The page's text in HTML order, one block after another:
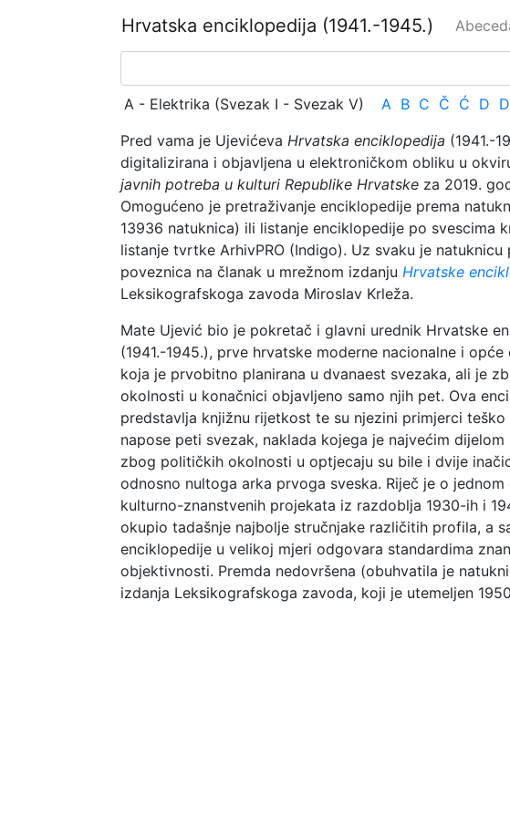
Hrvatska enciklopedija (1941.-1945.)
A - Elektrika (Svezak I - Svezak V) A B C Č Ć D
Pred vama je Ujevićeva Hrvatska enciklopedija (1941.-
digitalizirana i objavljena u elektroničkom obliku u
javnih potreba u kulturi Republike Hrvatske za 2019.
Omogućeno je pretraživanje enciklopedije prema
13936 natuknica) ili listanje enciklopedije po svescima
listanje tvrtke ArhivPRO (Indigo). Uz svaku je natuknicu
poveznica na članak u mrežnom izdanju Hrvatske
Leksikografskoga zavoda Miroslav Krleža.
Mate Ujević bio je pokretač i glavni urednik Hrvatske
(1941.-1945.), prve hrvatske moderne nacionalne i opće
koja je prvobitno planirana u dvanaest svezaka, ali je
okolnosti u konačnici objavljeno samo njih pet. Ova
predstavlja knjižnu rijetkost te su njezini primjerci teško
napose peti svezak, naklada kojega je najvećim dijelom
zbog političkih okolnosti u optjecaju su bile i dvije
odnosno nultoga arka prvoga sveska. Riječ je o jednom
kulturno-znanstvenih projekata iz razdoblja 1930-ih i
okupio tadašnje najbolje stručnjake različitih profila, a
enciklopedije u velikoj mjeri odgovara standardima
objektivnosti. Premda nedovršena (obuhvatila je
izdanja Leksikografskoga zavoda, koji je utemeljen